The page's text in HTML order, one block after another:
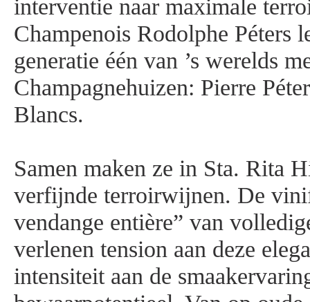
interventie naar maximale
Champenois Rodolphe Péters
generatie één van ’s werelds
Champagnehuizen: Pierre
Blancs.
Samen maken ze in Sta. Rita
verfijnde terroirwijnen. De
vendange entière” van
verlenen tension aan deze
intensiteit aan de